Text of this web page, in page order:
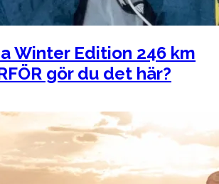
Winter Edition 246 km
gör du det här?